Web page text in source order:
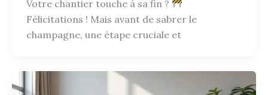
Votre chantier touche à sa fin ?
Félicitations ! Mais avant de sabrer le
champagne, une étape cruciale et